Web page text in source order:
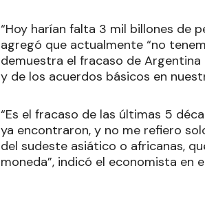
“Hoy harían falta 3 mil billones de
agregó que actualmente “no
demuestra el fracaso de
y de los acuerdos básicos en
“Es el fracaso de las últimas 5
ya encontraron, y no me refiero
del sudeste asiático o africanas,
moneda”, indicó el economista en